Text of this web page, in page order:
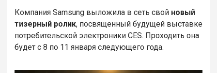
Компания Samsung выложила в сеть свой новый
тизерный ролик, посвященный будущей выставке
потребительской электроники CES. Проходить она
будет с 8 по 11 января следующего года.